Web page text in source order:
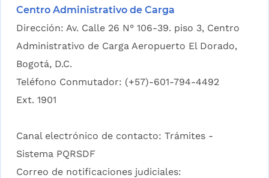
Centro Administrativo de Carga
Dirección: Av. Calle 26 N° 106-39. piso 3, Centro
Administrativo de Carga Aeropuerto El Dorado,
Bogotá, D.C.
Teléfono Conmutador: (+57)-601-794-4492
Ext. 1901
Canal electrónico de contacto: Trámites -
Sistema PQRSDF
Correo de notificaciones judiciales: